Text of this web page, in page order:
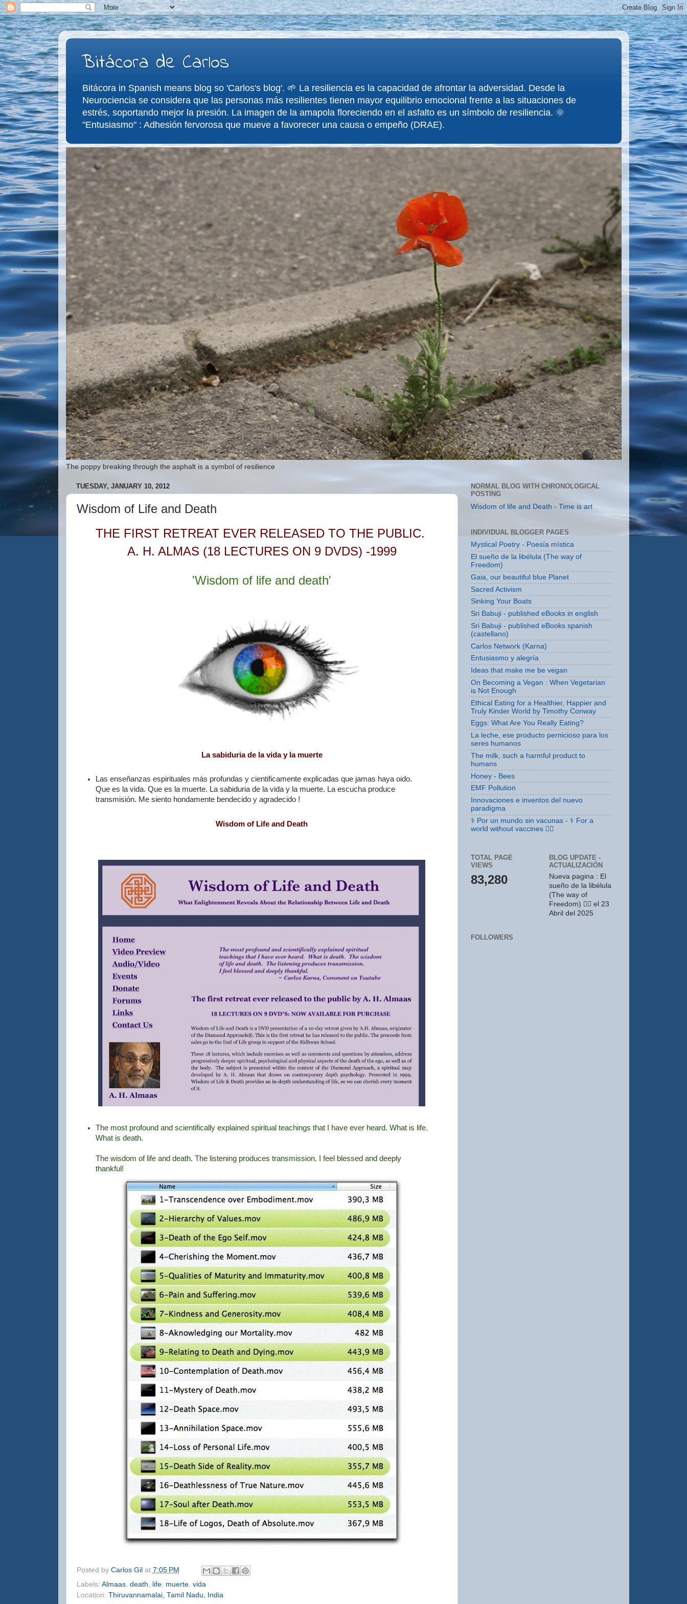
Bitácora de Carlos
Bitácora in Spanish means blog so 'Carlos's blog'. 🌱 La resiliencia es la capacidad de afrontar la adversidad. Desde la
Neurociencia se considera que las personas más resilientes tienen mayor equilibrio emocional frente a las situaciones de
estrés, soportando mejor la presión. La imagen de la amapola floreciendo en el asfalto es un símbolo de resiliencia. 🌞
"Entusiasmo" : Adhesión fervorosa que mueve a favorecer una causa o empeño (DRAE).
The poppy breaking through the asphalt is a symbol of resilience
TUESDAY, JANUARY 10, 2012
Wisdom of Life and Death
THE FIRST RETREAT EVER RELEASED TO THE PUBLIC.
A. H. ALMAS (18 LECTURES ON 9 DVDS) -1999
'Wisdom of life and death'
La sabiduria de la vida y la muerte
Las enseñanzas espirituales más profundas y cientificamente explicadas que jamas haya oido.
Que es la vida. Que es la muerte. La sabiduria de la vida y la muerte. La escucha produce
transmisión. Me siento hondamente bendecido y agradecido !
Wisdom of Life and Death
The most profound and scientifically explained spiritual teachings that I have ever heard. What is life.
What is death.
The wisdom of life and death. The listening produces transmission. I feel blessed and deeply
thankful!
Posted by Carlos Gil at 7:05 PM
Labels: Almaas, death, life, muerte, vida
Location: Thiruvannamalai, Tamil Nadu, India
NORMAL BLOG WITH CHRONOLOGICAL
POSTING
Wisdom of life and Death - Time is art
INDIVIDUAL BLOGGER PAGES
Mystical Poetry - Poesía mística
El sueño de la libélula (The way of
Freedom)
Gaia, our beautiful blue Planet
Sacred Activism
Sinking Your Boats
Sri Babuji - published eBooks in english
Sri Babuji - published eBooks spanish
(castellano)
Carlos Network (Karna)
Entusiasmo y alegría
Ideas that make me be vegan
On Becoming a Vegan : When Vegetarian
is Not Enough
Ethical Eating for a Healthier, Happier and
Truly Kinder World by Timothy Conway
Eggs: What Are You Really Eating?
La leche, ese producto pernicioso para los
seres humanos
The milk, such a harmful product to
humans
Honey - Bees
EMF Pollution
Innovaciones e inventos del nuevo
paradigma
⚕ Por un mundo sin vacunas - ⚕ For a
world without vaccines 🤸‍♀️
TOTAL PAGE
VIEWS
83,280
BLOG UPDATE -
ACTUALIZACIÓN
Nueva pagina : El
sueño de la libélula
(The way of
Freedom) 🤸‍♀️ el 23
Abril del 2025
FOLLOWERS